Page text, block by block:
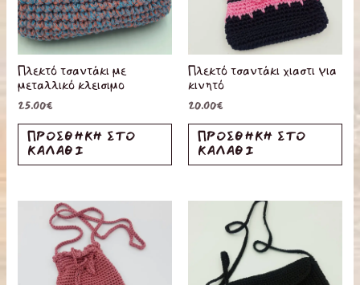
Πλεκτό τσαντάκι με
μεταλλικό κλεισιμο
25.00€
ΠΡΟΣΘΉΚΗ ΣΤΟ
ΚΑΛΆΘΙ
Πλεκτό τσαντάκι χιαστι για
κινητό
20.00€
ΠΡΟΣΘΉΚΗ ΣΤΟ
ΚΑΛΆΘΙ